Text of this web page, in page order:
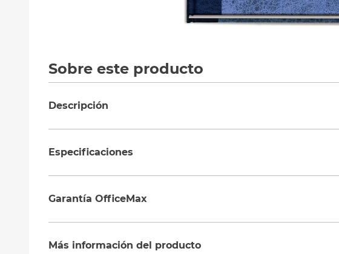
Sobre este producto
Descripción
Especificaciones
Garantía OfficeMax
Más información del producto